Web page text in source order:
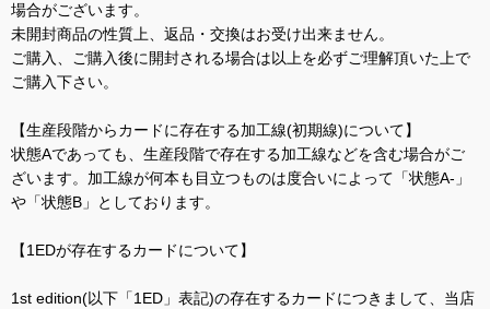
場合がございます。
未開封商品の性質上、返品・交換はお受け出来ません。
ご購入、ご購入後に開封される場合は以上を必ずご理解頂いた上で
ご購入下さい。
【生産段階からカードに存在する加工線(初期線)について】
状態Aであっても、生産段階で存在する加工線などを含む場合がご
ざいます。加工線が何本も目立つものは度合いによって「状態A-」
や「状態B」としております。
【1EDが存在するカードについて】
1st edition(以下「1ED」表記)の存在するカードにつきまして、当店